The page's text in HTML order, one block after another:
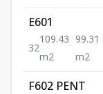
E601
32
109.43
m2
99.31
m2
F602 PENT